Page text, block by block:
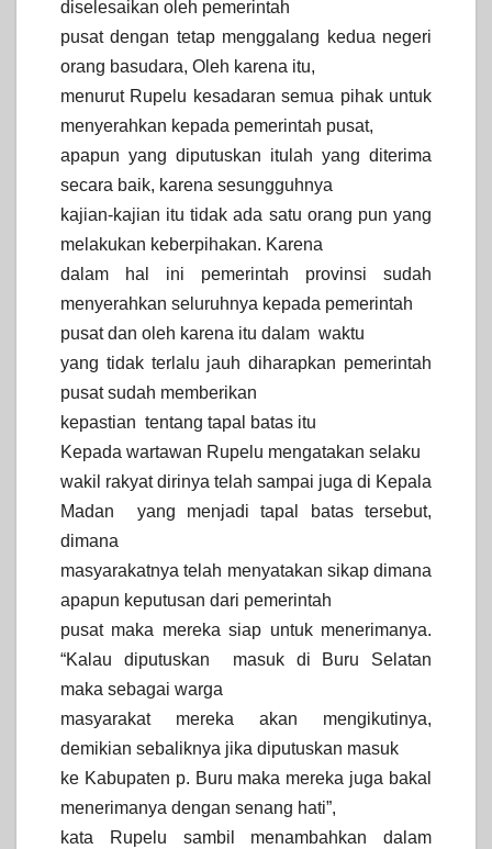
diselesaikan oleh pemerintah
pusat dengan tetap menggalang kedua negeri
orang basudara, Oleh karena itu,
menurut Rupelu kesadaran semua pihak untuk
menyerahkan kepada pemerintah pusat,
apapun yang diputuskan itulah yang diterima
secara baik, karena sesungguhnya
kajian-kajian itu tidak ada satu orang pun yang
melakukan keberpihakan. Karena
dalam hal ini pemerintah provinsi sudah
menyerahkan seluruhnya kepada pemerintah
pusat dan oleh karena itu dalam waktu
yang tidak terlalu jauh diharapkan pemerintah
pusat sudah memberikan
kepastian tentang tapal batas itu
Kepada wartawan Rupelu mengatakan selaku
wakil rakyat dirinya telah sampai juga di Kepala
Madan yang menjadi tapal batas tersebut,
dimana
masyarakatnya telah menyatakan sikap dimana
apapun keputusan dari pemerintah
pusat maka mereka siap untuk menerimanya.
“Kalau diputuskan masuk di Buru Selatan
maka sebagai warga
masyarakat mereka akan mengikutinya,
demikian sebaliknya jika diputuskan masuk
ke Kabupaten p. Buru maka mereka juga bakal
menerimanya dengan senang hati”,
kata Rupelu sambil menambahkan dalam